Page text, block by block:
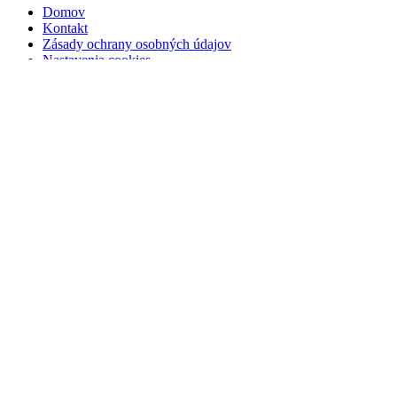
Domov
Kontakt
Zásady ochrany osobných údajov
Nastavenia cookies